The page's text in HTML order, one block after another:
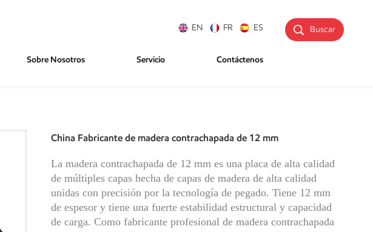
Buscar
EN FR ES
Sobre Nosotros Servicio Contáctenos
China Fabricante de madera contrachapada de 12 mm
La madera contrachapada de 12 mm es una placa de alta calidad
de múltiples capas hecha de capas de madera de alta calidad
unidas con precisión por la tecnología de pegado. Tiene 12 mm
de espesor y tiene una fuerte estabilidad estructural y capacidad
de carga. Como fabricante profesional de madera contrachapada